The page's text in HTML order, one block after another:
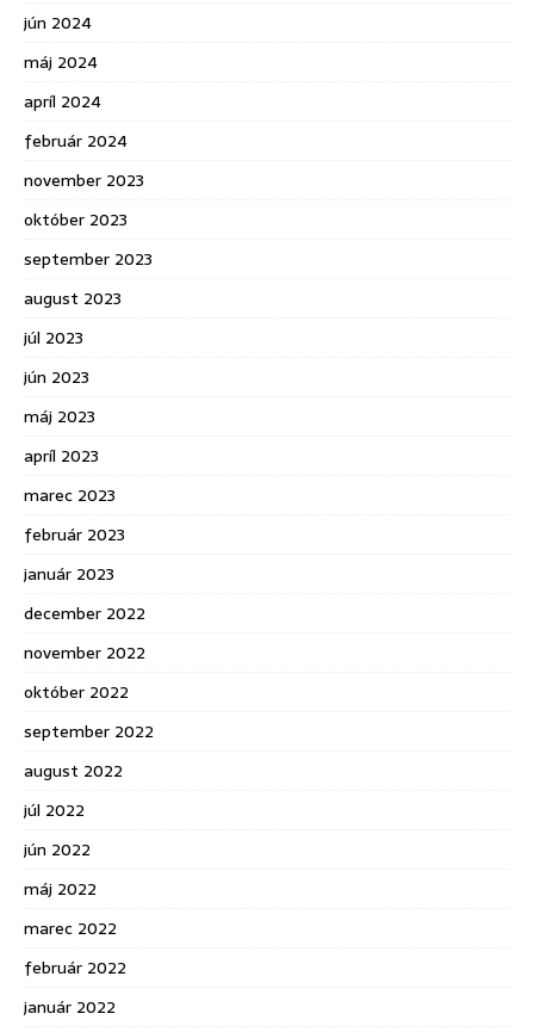
jún 2024
máj 2024
apríl 2024
február 2024
november 2023
október 2023
september 2023
august 2023
júl 2023
jún 2023
máj 2023
apríl 2023
marec 2023
február 2023
január 2023
december 2022
november 2022
október 2022
september 2022
august 2022
júl 2022
jún 2022
máj 2022
marec 2022
február 2022
január 2022